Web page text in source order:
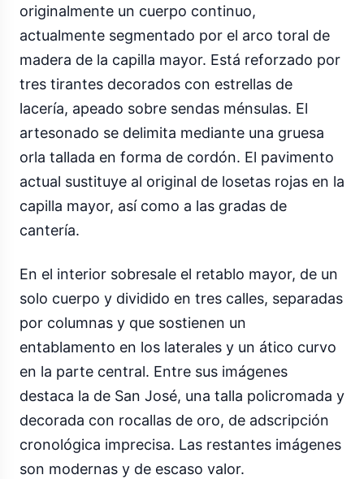
originalmente un cuerpo continuo,
actualmente segmentado por el arco toral de
madera de la capilla mayor. Está reforzado por
tres tirantes decorados con estrellas de
lacería, apeado sobre sendas ménsulas. El
artesonado se delimita mediante una gruesa
orla tallada en forma de cordón. El pavimento
actual sustituye al original de losetas rojas en la
capilla mayor, así como a las gradas de
cantería.
En el interior sobresale el retablo mayor, de un
solo cuerpo y dividido en tres calles, separadas
por columnas y que sostienen un
entablamento en los laterales y un ático curvo
en la parte central. Entre sus imágenes
destaca la de San José, una talla policromada y
decorada con rocallas de oro, de adscripción
cronológica imprecisa. Las restantes imágenes
son modernas y de escaso valor.